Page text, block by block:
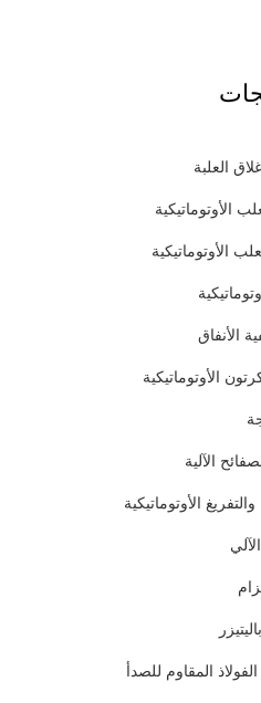
العلبة
الأوتوماتيكية
الأوتوماتيكية
الأنفاق
الأوتوماتيكية
الآلية
الأوتوماتيكية
المقاوم للصدأ